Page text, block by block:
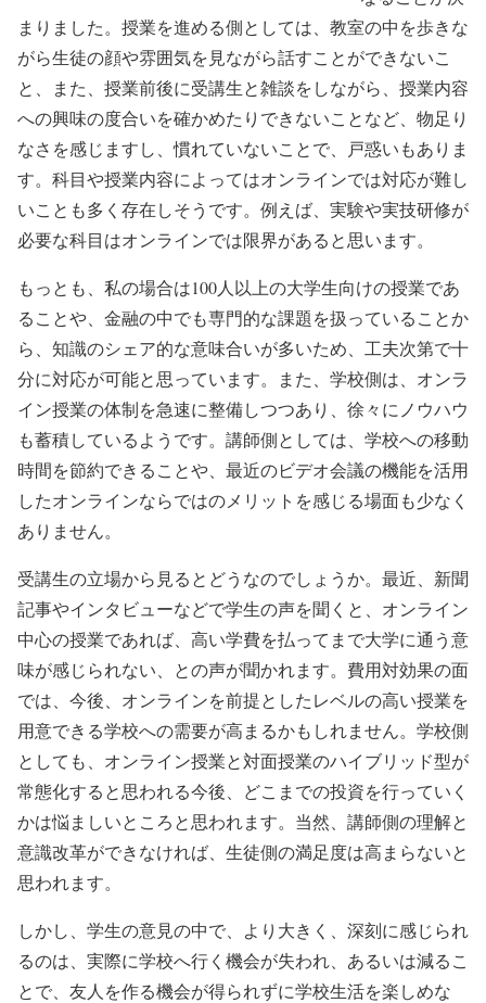
まりました。授業を進める側としては、教室の中を歩きな
がら生徒の顔や雰囲気を見ながら話すことができないこ
と、また、授業前後に受講生と雑談をしながら、授業内容
への興味の度合いを確かめたりできないことなど、物足り
なさを感じますし、慣れていないことで、戸惑いもありま
す。科目や授業内容によってはオンラインでは対応が難し
いことも多く存在しそうです。例えば、実験や実技研修が
必要な科目はオンラインでは限界があると思います。
もっとも、私の場合は100人以上の大学生向けの授業であ
ることや、金融の中でも専門的な課題を扱っていることか
ら、知識のシェア的な意味合いが多いため、工夫次第で十
分に対応が可能と思っています。また、学校側は、オンラ
イン授業の体制を急速に整備しつつあり、徐々にノウハウ
も蓄積しているようです。講師側としては、学校への移動
時間を節約できることや、最近のビデオ会議の機能を活用
したオンラインならではのメリットを感じる場面も少なく
ありません。
受講生の立場から見るとどうなのでしょうか。最近、新聞
記事やインタビューなどで学生の声を聞くと、オンライン
中心の授業であれば、高い学費を払ってまで大学に通う意
味が感じられない、との声が聞かれます。費用対効果の面
では、今後、オンラインを前提としたレベルの高い授業を
用意できる学校への需要が高まるかもしれません。学校側
としても、オンライン授業と対面授業のハイブリッド型が
常態化すると思われる今後、どこまでの投資を行っていく
かは悩ましいところと思われます。当然、講師側の理解と
意識改革ができなければ、生徒側の満足度は高まらないと
思われます。
しかし、学生の意見の中で、より大きく、深刻に感じられ
るのは、実際に学校へ行く機会が失われ、あるいは減るこ
とで、友人を作る機会が得られずに学校生活を楽しめな